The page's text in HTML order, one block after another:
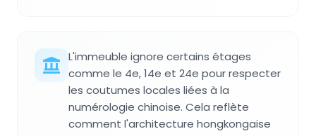
L'immeuble ignore certains étages
comme le 4e, 14e et 24e pour respecter
les coutumes locales liées à la
numérologie chinoise. Cela reflète
comment l'architecture hongkongaise